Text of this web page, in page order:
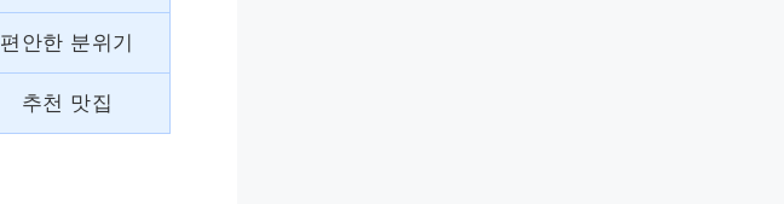
편안한 분위기
추천 맛집